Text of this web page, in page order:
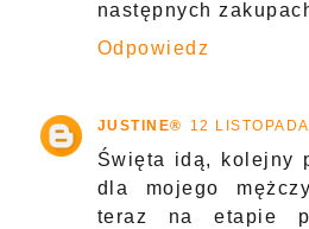
następnych
Odpowiedz
JUSTINE® 12
Święta idą, kolejny
dla mojego
teraz na etapie